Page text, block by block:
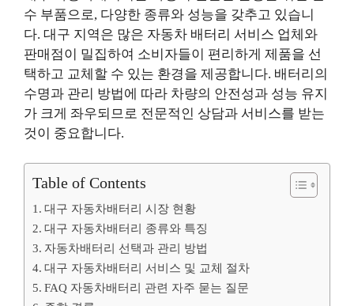
수 부품으로, 다양한 종류와 성능을 갖추고 있습니
다. 대구 지역은 많은 자동차 배터리 서비스 업체와
판매점이 밀집하여 소비자들이 편리하게 제품을 선
택하고 교체할 수 있는 환경을 제공합니다. 배터리의
수명과 관리 방법에 따라 차량의 안전성과 성능 유지
가 크게 좌우되므로 전문적인 상담과 서비스를 받는
것이 중요합니다.
Table of Contents
대구 자동차배터리 시장 현황
대구 자동차배터리 종류와 특징
자동차배터리 선택과 관리 방법
대구 자동차배터리 서비스 및 교체 절차
FAQ 자동차배터리 관련 자주 묻는 질문